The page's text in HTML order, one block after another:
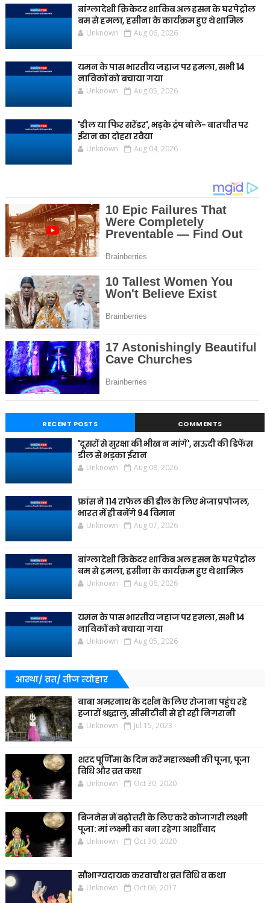
बांग्लादेशी क्रिकेटर शाकिब अल हसन के घर पेट्रोल
बम से हमला, हसीना के कार्यक्रम हुए थे शामिल
Unknown Aug 06, 2026
यमन के पास भारतीय जहाज पर हमला, सभी 14
नाविकों को बचाया गया
Unknown Aug 05, 2026
'डील या फिर सरेंडर', भड़के ट्रंप बोले- बातचीत पर
ईरान का दोहरा रवैया
Unknown Aug 04, 2026
RECENT POSTS COMMENTS
'दूसरों से सुरक्षा की भीख न मांगें', सऊदी की डिफेंस
डील से भड़का ईरान
Unknown Aug 08, 2026
फ्रांस ने 114 राफेल की डील के लिए भेजा प्रपोजल,
भारत में ही बनेंगे 94 विमान
Unknown Aug 07, 2026
बांग्लादेशी क्रिकेटर शाकिब अल हसन के घर पेट्रोल
बम से हमला, हसीना के कार्यक्रम हुए थे शामिल
Unknown Aug 06, 2026
यमन के पास भारतीय जहाज पर हमला, सभी 14
नाविकों को बचाया गया
Unknown Aug 05, 2026
आस्था/ व्रत/ तीज त्‍योहार
बाबा अमरनाथ के दर्शन के लिए रोजाना पहुंच रहे
हजारों श्रद्धालु, सीसीटीवी से हो रही निगरानी
Unknown Jul 15, 2023
शरद पूर्णिमा के दिन करें महालक्ष्मी की पूजा, पूजा
विधि और व्रत कथा
Unknown Oct 30, 2020
बिजनेस में बढ़ोत्तरी के लिए करे कोजागरी लक्ष्मी
पूजा: मां लक्ष्मी का बना रहेगा आर्शीवाद
Unknown Oct 30, 2020
सौभाग्यदायक करवाचौथ व्रत विधि व कथा
Unknown Oct 06, 2017